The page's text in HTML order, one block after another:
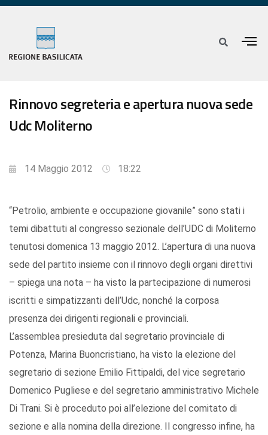
Rinnovo segreteria e apertura nuova sede
Udc Moliterno
14 Maggio 2012 18:22
“Petrolio, ambiente e occupazione giovanile” sono stati i
temi dibattuti al congresso sezionale dell’UDC di Moliterno
tenutosi domenica 13 maggio 2012. L’apertura di una nuova
sede del partito insieme con il rinnovo degli organi direttivi
– spiega una nota – ha visto la partecipazione di numerosi
iscritti e simpatizzanti dell’Udc, nonché la corposa
presenza dei dirigenti regionali e provinciali.
L’assemblea presieduta dal segretario provinciale di
Potenza, Marina Buoncristiano, ha visto la elezione del
segretario di sezione Emilio Fittipaldi, del vice segretario
Domenico Pugliese e del segretario amministrativo Michele
Di Trani. Si è proceduto poi all’elezione del comitato di
sezione e alla nomina della direzione. Il congresso infine, ha